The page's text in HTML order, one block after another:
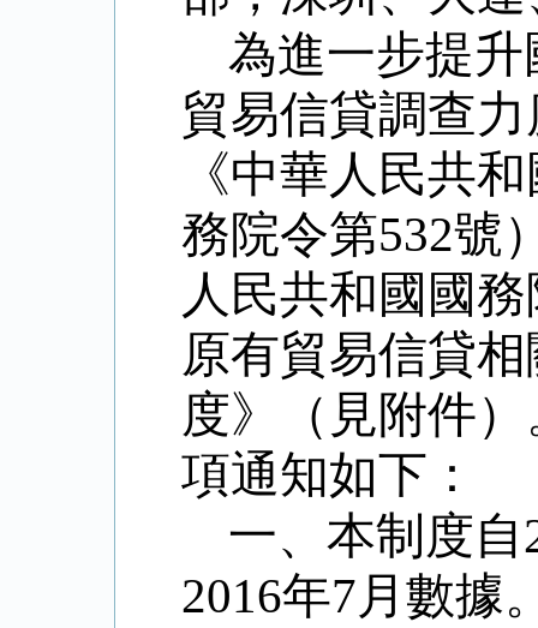
為進一步提
貿易信貸調查
《中華人民共
務院令第532號
人民共和國國
原有貿易信貸
度》（見附件
項通知如下：
一、本制度自
2016年7月數據